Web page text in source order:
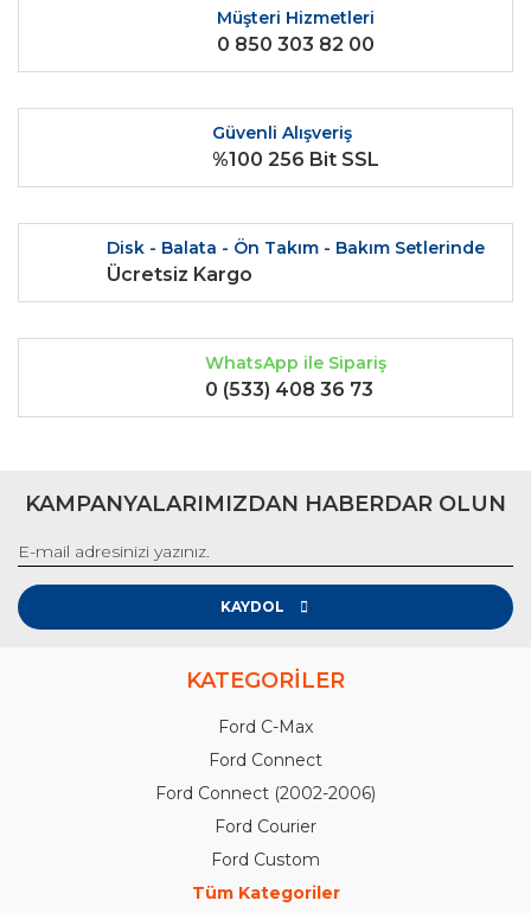
Ürün açıklamasında eksik bilgiler bulunuyor.
Ürün bilgilerinde hatalar bulunuyor.
Ürün fiyatı diğer sitelerden daha pahalı.
Bu ürüne benzer farklı alternatifler olmalı.
Gönder
Müşteri Hizmetleri
0 850 303 82 00
Güvenli Alışveriş
%100 256 Bit SSL
Disk - Balata - Ön Takım - Bakım Setlerinde
Ücretsiz Kargo
WhatsApp ile Sipariş
0 (533) 408 36 73
KAMPANYALARIMIZDAN HABERDAR OLUN
KAYDOL
KATEGORİLER
Ford C-Max
Ford Connect
Ford Connect (2002-2006)
Ford Courier
Ford Custom
Tüm Kategoriler